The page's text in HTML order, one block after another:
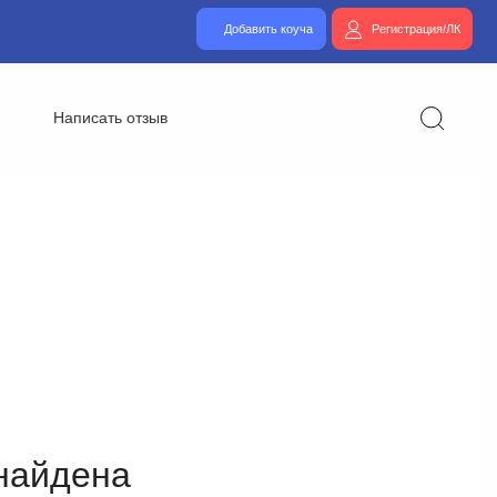
Добавить коуча Регистрация/ЛК
Написать отзыв